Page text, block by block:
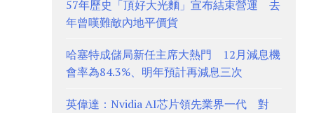
57年歷史「頂好大光麵」宣布結束營運 去
年曾嘆難敵內地平價貨
哈塞特成儲局新任主席大熱門 12月減息機
會率為84.3%、明年預計再減息三次
英偉達：Nvidia AI芯片領先業界一代 對